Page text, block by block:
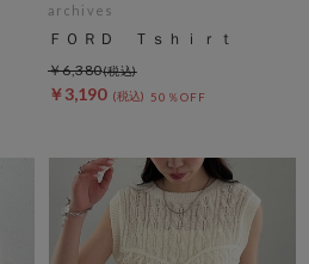
archives
ＦＯＲＤ Ｔｓｈｉｒｔ
￥3,190 50％OFF
￥6,380